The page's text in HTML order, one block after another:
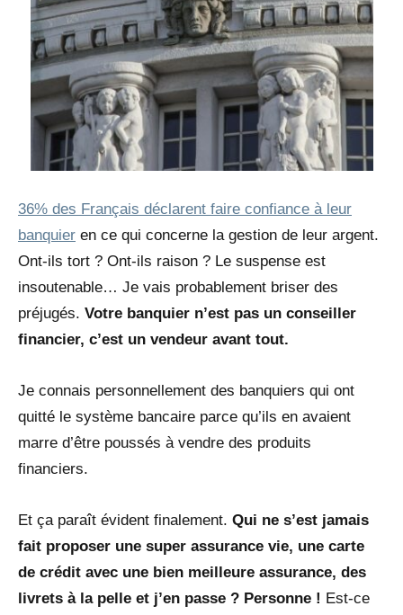
36% des Français déclarent faire confiance à leur
banquier en ce qui concerne la gestion de leur argent.
Ont-ils tort ? Ont-ils raison ? Le suspense est
insoutenable… Je vais probablement briser des
préjugés. Votre banquier n’est pas un conseiller
financier, c’est un vendeur avant tout.
Je connais personnellement des banquiers qui ont
quitté le système bancaire parce qu’ils en avaient
marre d’être poussés à vendre des produits
financiers.
Et ça paraît évident finalement. Qui ne s’est jamais
fait proposer une super assurance vie, une carte
de crédit avec une bien meilleure assurance, des
livrets à la pelle et j’en passe ? Personne ! Est-ce